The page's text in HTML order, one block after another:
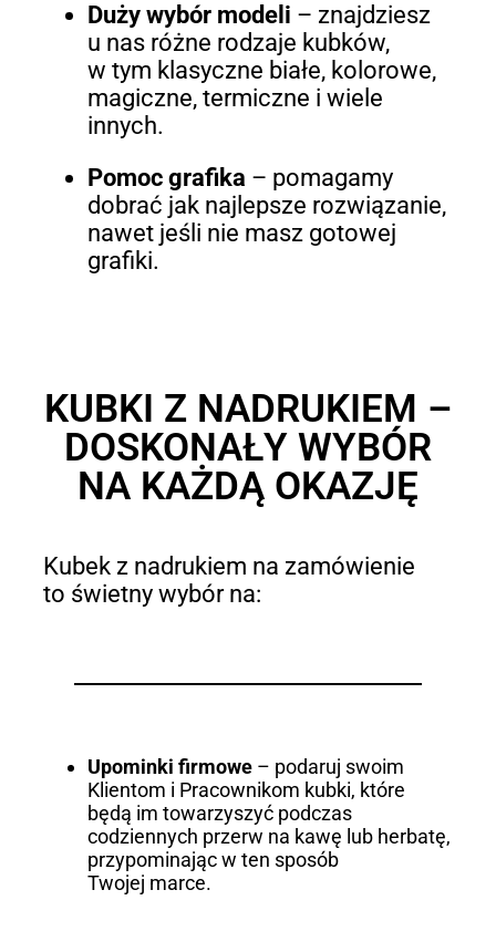
Duży wybór modeli – znajdziesz
u nas różne rodzaje kubków,
w tym klasyczne białe, kolorowe,
magiczne, termiczne i wiele
innych.
Pomoc grafika – pomagamy
dobrać jak najlepsze rozwiązanie,
nawet jeśli nie masz gotowej
grafiki.
KUBKI Z NADRUKIEM –
DOSKONAŁY WYBÓR
NA KAŻDĄ OKAZJĘ
Kubek z nadrukiem na zamówienie
to świetny wybór na:
Upominki firmowe– podaruj swoim
Klientom i Pracownikom kubki, które
będą im towarzyszyć podczas
codziennych przerw na kawę lub herbatę,
przypominając w ten sposób
Twojej marce.